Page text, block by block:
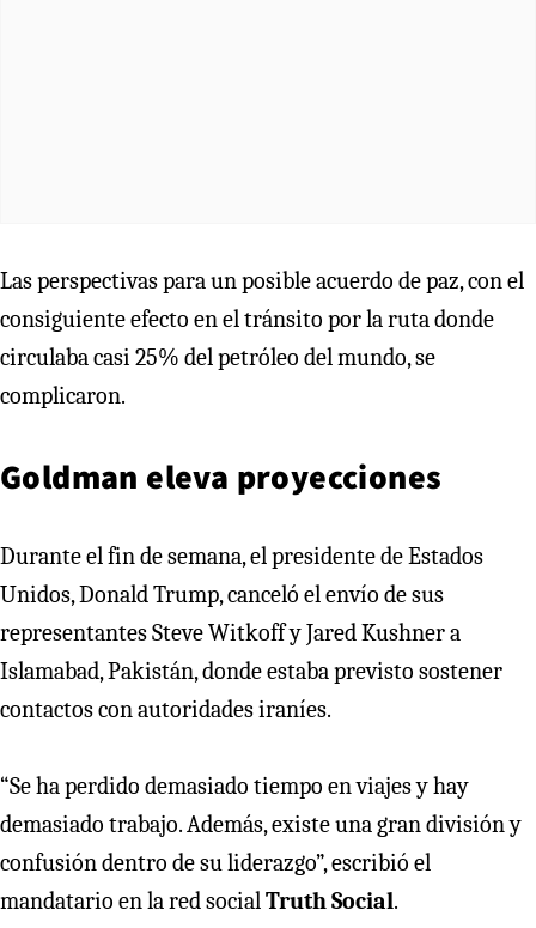
Las perspectivas para un posible acuerdo de paz, con el
consiguiente efecto en el tránsito por la ruta donde
circulaba casi 25% del petróleo del mundo, se
complicaron.
Goldman eleva proyecciones
Durante el fin de semana, el presidente de Estados
Unidos, Donald Trump, canceló el envío de sus
representantes Steve Witkoff y Jared Kushner a
Islamabad, Pakistán, donde estaba previsto sostener
contactos con autoridades iraníes.
“Se ha perdido demasiado tiempo en viajes y hay
demasiado trabajo. Además, existe una gran división y
confusión dentro de su liderazgo”, escribió el
mandatario en la red socialTruth Social.